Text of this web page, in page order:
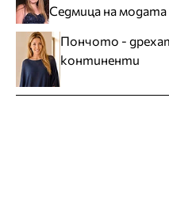
Седмица на
Пончото -
континенти